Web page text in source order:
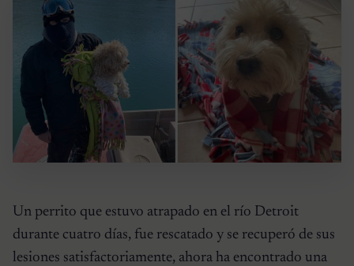
Un perrito que estuvo atrapado en el río Detroit
durante cuatro días, fue rescatado y se recuperó de sus
lesiones satisfactoriamente, ahora ha encontrado una